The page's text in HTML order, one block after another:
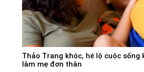
Thảo Trang khóc, hé lộ cuộc sống
làm mẹ đơn thân